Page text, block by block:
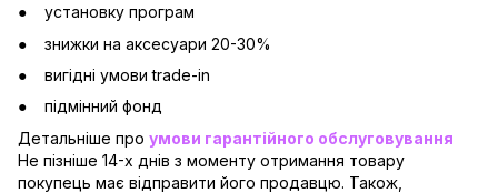
установку програм
знижки на аксесуари 20-30%
вигідні умови trade-in
підмінний фонд
Детальніше про умови гарантійного обслуговування
Не пізніше 14-х днів з моменту отримання товару
покупець має відправити його продавцю. Також,